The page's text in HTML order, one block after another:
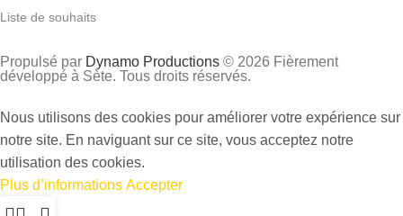
Liste de souhaits
Propulsé par Dynamo Productions © 2026 Fièrement
développé à Sète. Tous droits réservés.
Nous utilisons des cookies pour améliorer votre expérience sur
notre site. En naviguant sur ce site, vous acceptez notre
utilisation des cookies.
Plus d’informations Accepter